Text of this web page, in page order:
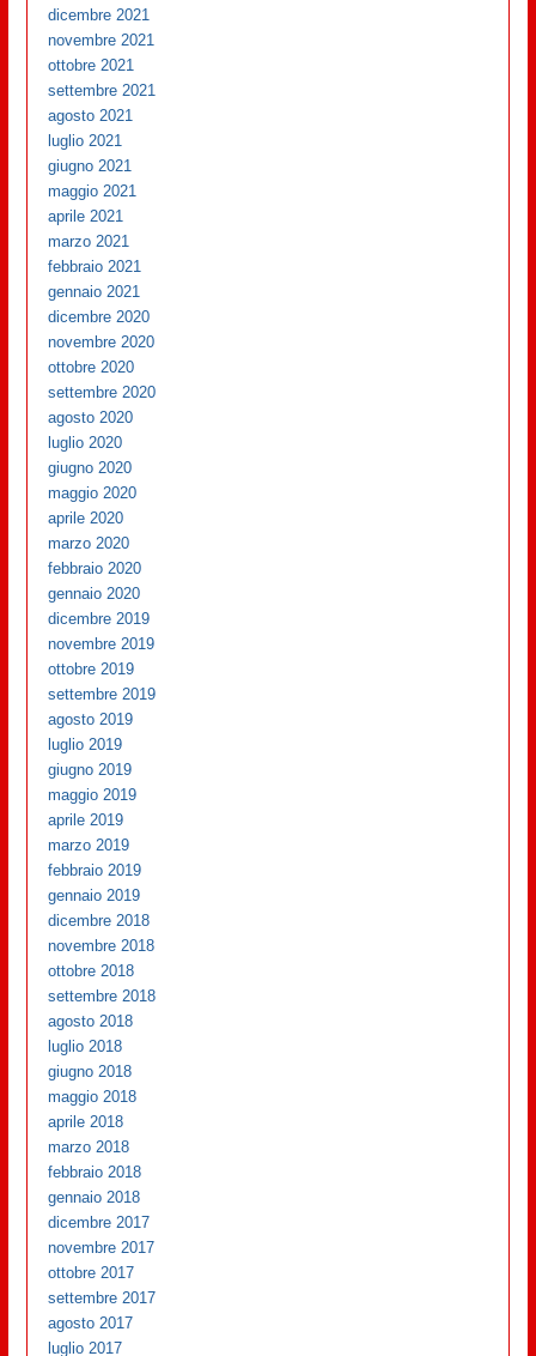
dicembre 2021
novembre 2021
ottobre 2021
settembre 2021
agosto 2021
luglio 2021
giugno 2021
maggio 2021
aprile 2021
marzo 2021
febbraio 2021
gennaio 2021
dicembre 2020
novembre 2020
ottobre 2020
settembre 2020
agosto 2020
luglio 2020
giugno 2020
maggio 2020
aprile 2020
marzo 2020
febbraio 2020
gennaio 2020
dicembre 2019
novembre 2019
ottobre 2019
settembre 2019
agosto 2019
luglio 2019
giugno 2019
maggio 2019
aprile 2019
marzo 2019
febbraio 2019
gennaio 2019
dicembre 2018
novembre 2018
ottobre 2018
settembre 2018
agosto 2018
luglio 2018
giugno 2018
maggio 2018
aprile 2018
marzo 2018
febbraio 2018
gennaio 2018
dicembre 2017
novembre 2017
ottobre 2017
settembre 2017
agosto 2017
luglio 2017